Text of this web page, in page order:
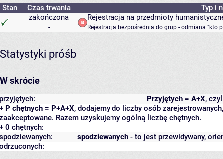
Stan
Czas trwania
Typ i
zakończona
-
Rejestracja na przedmioty
Rejestracja bezpośrednia do grup - odmiana "kto
Statystyki próśb
W skrócie
Przyjętych = A+X,
przyjętych:
+ P chętnych = P+A+X, dodajemy do liczby osób
zaakceptowane. Razem uzyskujemy ogólną liczbę chętnych.
+ 0 chętnych:
spodziewanych - to jest przewidywany,
spodziewanych:
odrzuconych: